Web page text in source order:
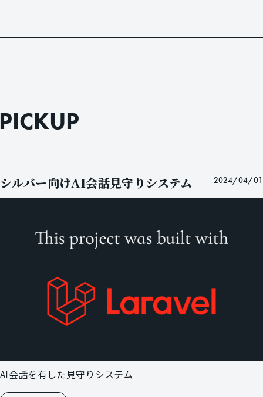
ICKUP
シルバー向けAI会話見守りシステム 2024/04/01
AI会話を有した見守りシステム